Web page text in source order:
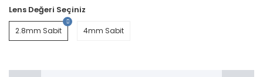
Lens Değeri Seçiniz
2.8mm Sabit 4mm Sabit